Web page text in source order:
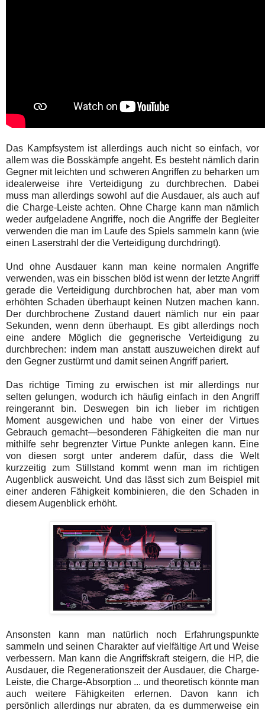
Das Kampfsystem ist allerdings auch nicht so einfach, vor
allem was die Bosskämpfe angeht. Es besteht nämlich darin
Gegner mit leichten und schweren Angriffen zu beharken um
idealerweise ihre Verteidigung zu durchbrechen. Dabei
muss man allerdings sowohl auf die Ausdauer, als auch auf
die Charge-Leiste achten. Ohne Charge kann man nämlich
weder aufgeladene Angriffe, noch die Angriffe der Begleiter
verwenden die man im Laufe des Spiels sammeln kann (wie
einen Laserstrahl der die Verteidigung durchdringt).
Und ohne Ausdauer kann man keine normalen Angriffe
verwenden, was ein bisschen blöd ist wenn der letzte Angriff
gerade die Verteidigung durchbrochen hat, aber man vom
erhöhten Schaden überhaupt keinen Nutzen machen kann.
Der durchbrochene Zustand dauert nämlich nur ein paar
Sekunden, wenn denn überhaupt. Es gibt allerdings noch
eine andere Möglich die gegnerische Verteidigung zu
durchbrechen: indem man anstatt auszuweichen direkt auf
den Gegner zustürmt und damit seinen Angriff pariert.
Das richtige Timing zu erwischen ist mir allerdings nur
selten gelungen, wodurch ich häufig einfach in den Angriff
reingerannt bin. Deswegen bin ich lieber im richtigen
Moment ausgewichen und habe von einer der Virtues
Gebrauch gemacht—besonderen Fähigkeiten die man nur
mithilfe sehr begrenzter Virtue Punkte anlegen kann. Eine
von diesen sorgt unter anderem dafür, dass die Welt
kurzzeitig zum Stillstand kommt wenn man im richtigen
Augenblick ausweicht. Und das lässt sich zum Beispiel mit
einer anderen Fähigkeit kombinieren, die den Schaden in
diesem Augenblick erhöht.
Ansonsten kann man natürlich noch Erfahrungspunkte
sammeln und seinen Charakter auf vielfältige Art und Weise
verbessern. Man kann die Angriffskraft steigern, die HP, die
Ausdauer, die Regenerationszeit der Ausdauer, die Charge-
Leiste, die Charge-Absorption ... und theoretisch könnte man
auch weitere Fähigkeiten erlernen. Davon kann ich
persönlich allerdings nur abraten, da es dummerweise ein